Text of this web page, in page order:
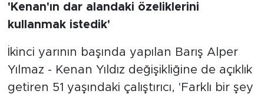
'Kenan'ın dar alandaki özeliklerini
kullanmak istedik'
İkinci yarının başında yapılan Barış Alper
Yılmaz - Kenan Yıldız değişikliğine de açıklık
getiren 51 yaşındaki çalıştırıcı, 'Farklı bir şey